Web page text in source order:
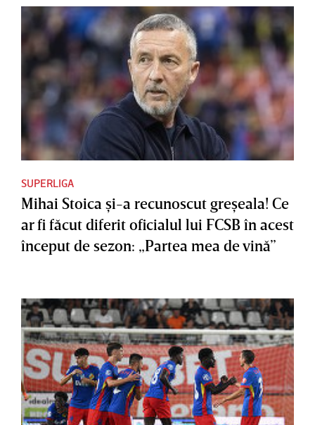
SUPERLIGA
Mihai Stoica şi-a recunoscut greşeala! Ce
ar fi făcut diferit oficialul lui FCSB în acest
început de sezon: „Partea mea de vină”